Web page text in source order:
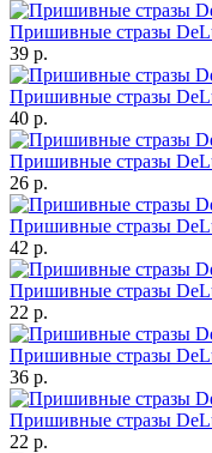
Пришивные стразы
39 р.
Пришивные стразы
40 р.
Пришивные стразы
26 р.
Пришивные стразы
42 р.
Пришивные стразы
22 р.
Пришивные стразы
36 р.
Пришивные стразы
22 р.